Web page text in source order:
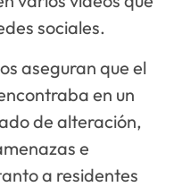
sociales.
aseguran que el
en un
de alteración,
e
a residentes